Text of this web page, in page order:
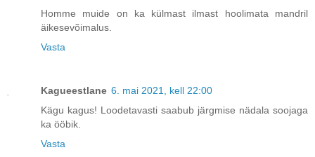
Homme muide on ka külmast ilmast hoolimata mandril
äikesevõimalus.
Vasta
Kagueestlane 6. mai 2021, kell 22:00
Kägu kagus! Loodetavasti saabub järgmise nädala soojaga
ka ööbik.
Vasta